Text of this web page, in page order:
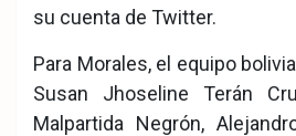
su cuenta de Twitter.
Para Morales, el equipo
Susan Jhoseline Terán
Malpartida Negrón,